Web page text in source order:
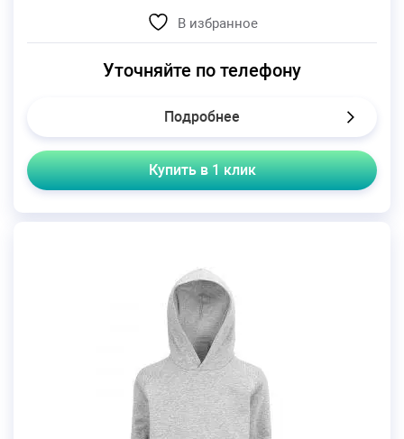
В избранное
Уточняйте по телефону
Подробнее
Купить в 1 клик